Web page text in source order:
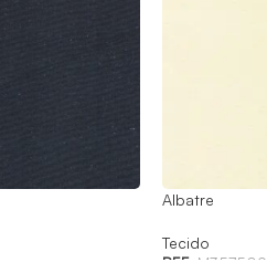
Albatre
Tecido
REF: M357509